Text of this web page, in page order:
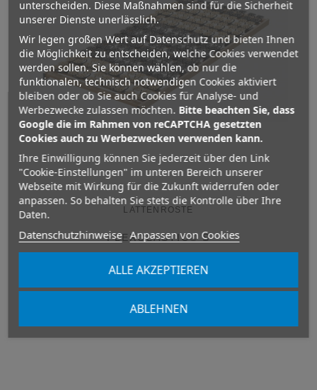
LATTENROSTE
FLEXOLASTIC® S
610,00 €
Variante auswählen
unterscheiden. Diese Maßnahmen sind für die Sicherheit
unserer Dienste unerlässlich.
Wir legen großen Wert auf Datenschutz und bieten Ihnen
die Möglichkeit zu entscheiden, welche Cookies verwendet
werden sollen. Sie können wählen, ob nur die
funktionalen, technisch notwendigen Cookies aktiviert
bleiben oder ob Sie auch Cookies für Analyse- und
Werbezwecke zulassen möchten. Bitte beachten Sie, dass
Google die im Rahmen von reCAPTCHA gesetzten
Cookies auch zu Werbezwecken verwenden kann.
Ihre Einwilligung können Sie jederzeit über den Link
"Cookie-Einstellungen" im unteren Bereich unserer
Webseite mit Wirkung für die Zukunft widerrufen oder
anpassen. So behalten Sie stets die Kontrolle über Ihre
Daten.
Datenschutzhinweise Anpassen von Cookies
ABLEHNEN
ALLE AKZEPTIEREN